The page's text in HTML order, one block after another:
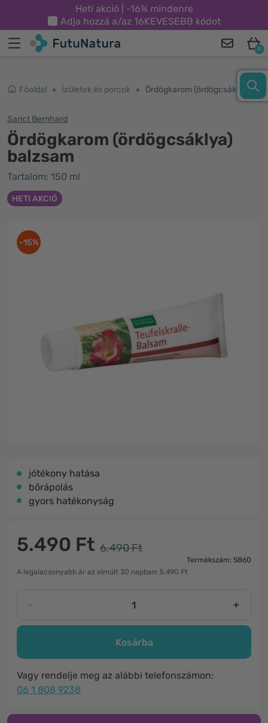
Heti akció | -16% mindenre
Adja hozzá a/az 16KEVESEBB kódot
0
Főoldal Ízületek és porcok
Sanct Bernhard
Ördögkarom (ördögcsáklya)
balzsam
Tartalom: 150 ml
HETI AKCIÓ
-15%
jótékony hatása
bőrápolás
gyors hatékonyság
5.490 Ft 6.490 Ft
Termékszám: SB60
A legalacsonyabb ár az elmúlt 30 napban: 5.490 Ft
- +
Kosárba
Vagy rendelje meg az alábbi telefonszámon:
06 1 808 9238